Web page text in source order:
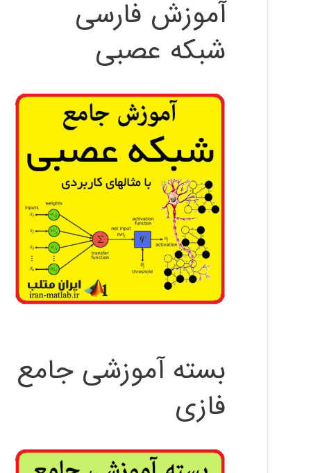
آموزش فارسی
شبکه عصبی
بسته آموزشی جامع
فازی